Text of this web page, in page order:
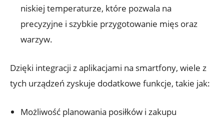
niskiej temperaturze, które pozwala na
precyzyjne i szybkie przygotowanie mięs oraz
warzyw.
Dzięki integracji z aplikacjami na smartfony, wiele z
tych urządzeń zyskuje dodatkowe funkcje, takie jak:
Możliwość planowania posiłków i zakupu